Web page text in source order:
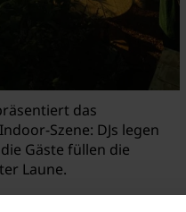
das
Szene: DJs legen
Gäste füllen die
Laune.